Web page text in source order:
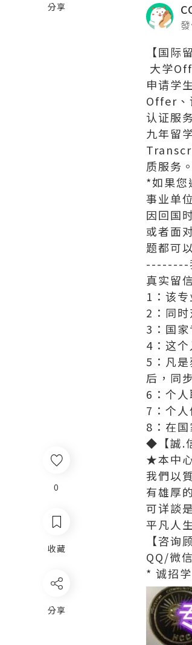
0
收藏
分享
【国
大学
申请学
Offer、
认证服
九年留
质服务。
*如果您
事业单
因回国
或者面
题都可
--------
真实留
1：该
2：同
3：国
4：这
5：凡
后，同
6：个
7：个
8：在
◆【誠.
★本中
我們以
有雄厚
可详談
平凡人
【咨询
QQ/微
* 诚招
分享